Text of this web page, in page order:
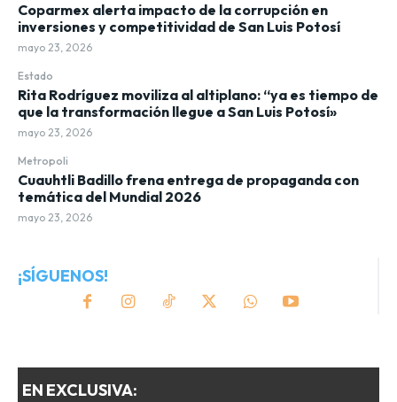
Coparmex alerta impacto de la corrupción en
inversiones y competitividad de San Luis Potosí
mayo 23, 2026
Estado
Rita Rodríguez moviliza al altiplano: “ya es tiempo de
que la transformación llegue a San Luis Potosí»
mayo 23, 2026
Metropoli
Cuauhtli Badillo frena entrega de propaganda con
temática del Mundial 2026
mayo 23, 2026
¡SÍGUENOS!
EN EXCLUSIVA: